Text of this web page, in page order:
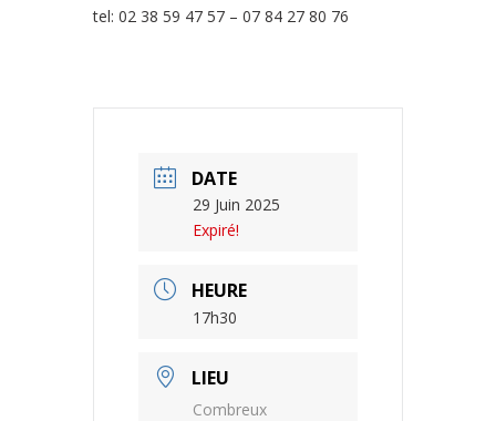
tel: 02 38 59 47 57 – 07 84 27 80 76
DATE
29 Juin 2025
Expiré!
HEURE
17h30
LIEU
Combreux